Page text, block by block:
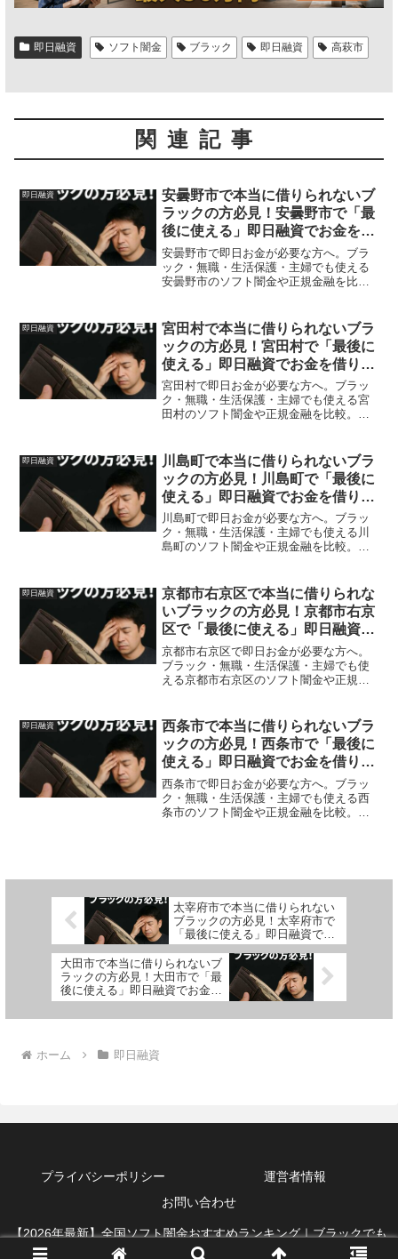
即日融資 ソフト闇金 ブラック 即日融資 高萩市
関連記事
即日融資
安曇野市で本当に借りられないブ
ラックの方必見！安曇野市で「最
後に使える」即日融資でお金を借
りる方法を紹介！
安曇野市で即日お金が必要な方へ。ブラ
ック・無職・生活保護・主婦でも使える
安曇野市のソフト闇金や正規金融を比
即日融資
宮田村で本当に借りられないブラ
ックの方必見！宮田村で「最後に
使える」即日融資でお金を借りる
方法を紹介！
宮田村で即日お金が必要な方へ。ブラッ
ク・無職・生活保護・主婦でも使える宮
田村のソフト闇金や正規金融を比較。安
即日融資
川島町で本当に借りられないブラ
ックの方必見！川島町で「最後に
使える」即日融資でお金を借りる
方法を紹介！
川島町で即日お金が必要な方へ。ブラッ
ク・無職・生活保護・主婦でも使える川
島町のソフト闇金や正規金融を比較。安
即日融資
京都市右京区で本当に借りられな
いブラックの方必見！京都市右京
区で「最後に使える」即日融資で
お金を借りる方法を紹介！
京都市右京区で即日お金が必要な方へ。
ブラック・無職・生活保護・主婦でも使
える京都市右京区のソフト闇金や正規金
即日融資
西条市で本当に借りられないブラ
ックの方必見！西条市で「最後に
使える」即日融資でお金を借りる
方法を紹介！
西条市で即日お金が必要な方へ。ブラッ
ク・無職・生活保護・主婦でも使える西
条市のソフト闇金や正規金融を比較。安
太宰府市で本当に借りられない
ブラックの方必見！太宰府市で
「最後に使える」即日融資でお
金を借りる方法を紹介！
大田市で本当に借りられないブ
ラックの方必見！大田市で「最
後に使える」即日融資でお金を
借りる方法を紹介！
ホーム 即日融資
プライバシーポリシー
運営者情報
お問い合わせ
【2026年最新】全国ソフト闇金おすすめランキング｜ブラックでも
借りれる即日融資